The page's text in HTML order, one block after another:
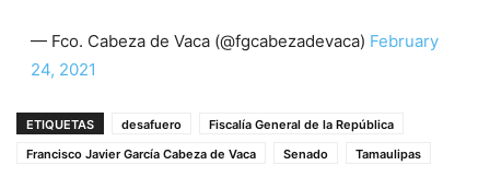
— Fco. Cabeza de Vaca (@fgcabezadevaca) February
24, 2021
ETIQUETAS desafuero
Fiscalía General de la República
Francisco Javier García Cabeza de Vaca
Senado Tamaulipas